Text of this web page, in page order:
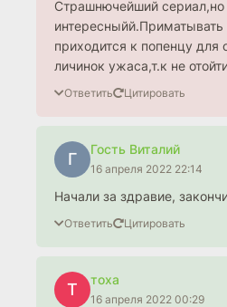
Страшнючейший сериал,но
интересныйй.Приматывать
приходится к попенцу для
личинок ужаса,т.к не
Ответить Цитировать
Г
Гость Виталий
16 апреля 2022 22:14
Начали за здравие,
Ответить Цитировать
Т
тоха
16 апреля 2022 00:29